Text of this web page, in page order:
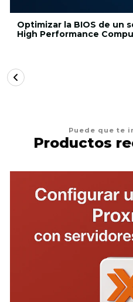
Optimizar la BIOS de un
High Performance
Puede que te
Productos